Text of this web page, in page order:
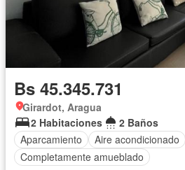
Bs 45.345.731
Girardot, Aragua
2 Habitaciones
2 Baños
Aparcamiento
Aire acondicionado
Completamente amueblado